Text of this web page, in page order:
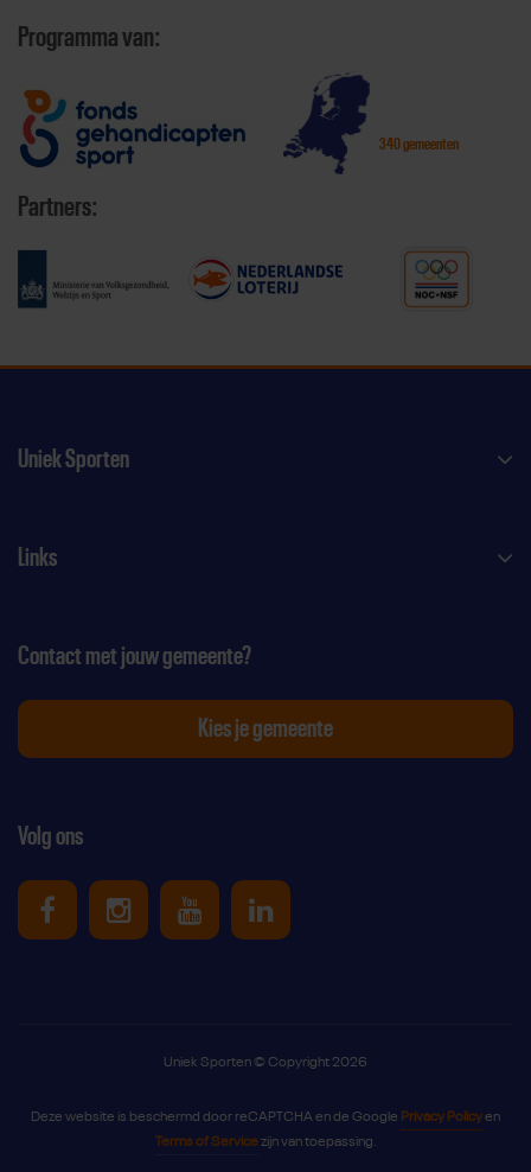
Programma van:
340 gemeenten
Partners:
Uniek Sporten
Links
Volg ons
Uniek Sporten op Facebook
Uniek Sporten op Instagram
Uniek Sporten op Youtube
Uniek Sporten op
Contact met jouw gemeente?
Kies je gemeente
Uniek Sporten © Copyright 2026
Deze website is beschermd door reCAPTCHA en de Google Privacy Policyen
Terms of Servicezijn van toepassing.